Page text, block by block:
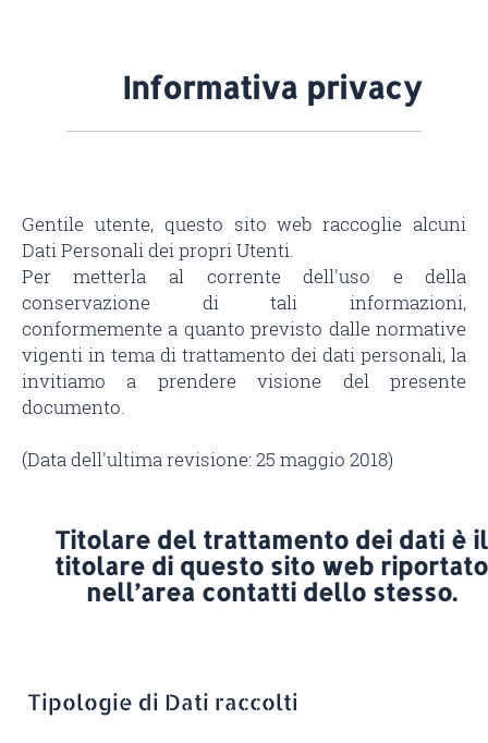
Informativa privacy
Gentile utente, questo sito web raccoglie alcuni
Dati Personali dei propri Utenti.
Per metterla al corrente dell'uso e della
conservazione di tali informazioni,
conformemente a quanto previsto dalle normative
vigenti in tema di trattamento dei dati personali, la
invitiamo a prendere visione del presente
documento.
(Data dell'ultima revisione: 25 maggio 2018)
Titolare del trattamento dei dati è il
titolare di questo sito web riportato
nell’area contatti dello stesso.
Tipologie di Dati raccolti